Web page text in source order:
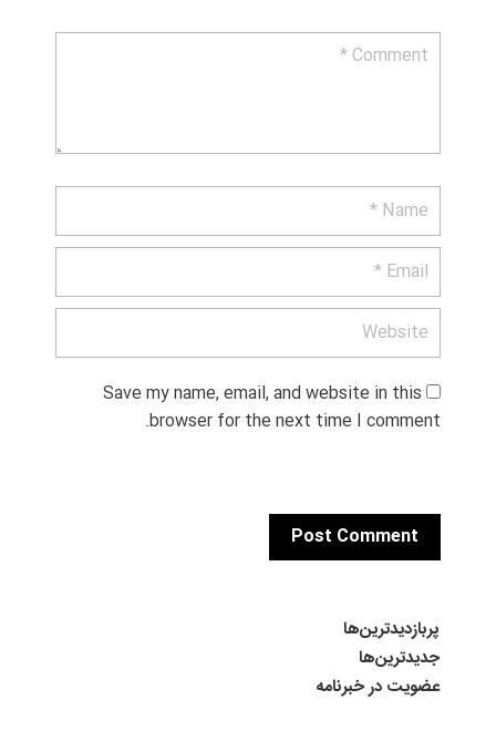
Save my name, email, and website in this
browser for the next time I comment.
پربازدیدترین‌ها
جدیدترین‌ها
عضویت در خبرنامه